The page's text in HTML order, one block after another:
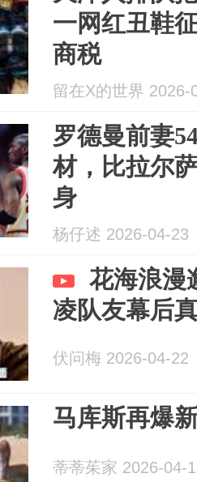
一网红丑鞋
商税
留在X的世界 2026-
罗德曼前妻
材，比拉尔
身
杨仔述 2026-04-23
花海浪漫
凌队友幕后
伏问梅 2026-04-22
马库斯再爆
蒂蒂茱家 2026-04-